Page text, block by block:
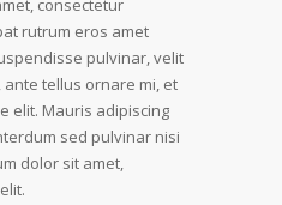
consectetur
rutrum eros amet
pulvinar, velit
tellus ornare mi, et
elit. Mauris adipiscing
sed pulvinar nisi
dolor sit amet,